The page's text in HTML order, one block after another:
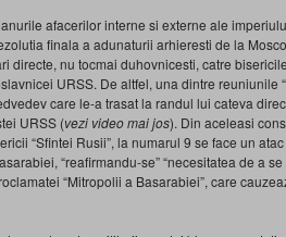
afacerilor interne si externe ale
finala a adunaturii arhieresti de la
directe, nu tocmai duhovnicesti, catre
URSS. De altfel, una dintre reuniunile
care le-a trasat la randul lui cateva
URSS (vezi video mai jos). Din aceleasi
“Sfintei Rusii”, la numarul 9 se face un
“reafirmandu-se” “necesitatea de a
“Mitropolii a Basarabiei”, care